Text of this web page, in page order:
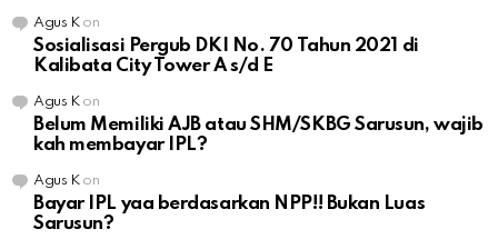
Agus Kon
Sosialisasi Pergub DKI No. 70 Tahun 2021 di
Kalibata City Tower A s/d E
Agus Kon
Belum Memiliki AJB atau SHM/SKBG Sarusun, wajib
kah membayar IPL?
Agus Kon
Bayar IPL yaa berdasarkan NPP!! Bukan Luas
Sarusun?